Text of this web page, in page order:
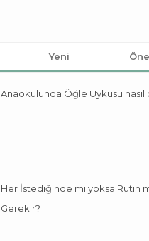
Yeni
Anaokulunda Öğle Uykusu nasıl
Her İstediğinde mi yoksa Rutin
Gerekir?